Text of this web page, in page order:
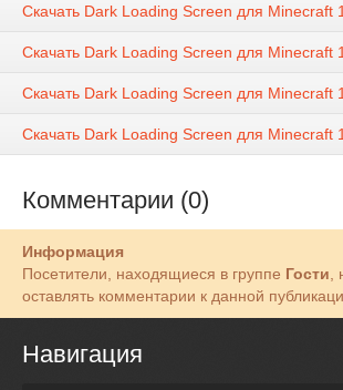
Скачать Dark Loading Screen для Minecraft
Скачать Dark Loading Screen для Minecraft
Скачать Dark Loading Screen для Minecraft
Скачать Dark Loading Screen для Minecraft
Комментарии (0)
Информация
Посетители, находящиеся в группе Гости
оставлять комментарии к данной
Навигация